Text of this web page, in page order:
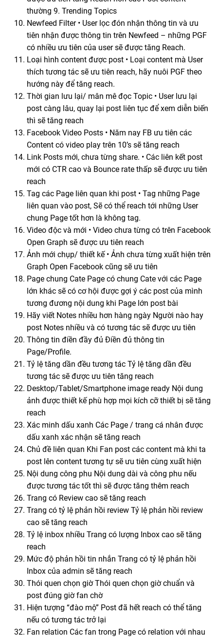
thường 9. Trending Topics
Newfeed Filter • User lọc đón nhận thông tin và ưu
tiên nhận được thông tin trên Newfeed – những PGF
có nhiều ưu tiên của user sẽ được tăng Reach.
Loại hình content được post • Loại content mà User
thích tương tác sẽ ưu tiên reach, hãy nuôi PGF theo
hướng này để tăng reach.
Thời gian lưu lại/ mân mê đọc Topic • User lưu lại
post càng lâu, quay lại post liên tục để xem diễn biến
thì sẽ tăng reach
Facebook Video Posts • Năm nay FB ưu tiên các
Content có video play trên 10’s sẽ tăng reach
Link Posts mới, chưa từng share. • Các liên kết post
mới có CTR cao và Bounce rate thấp sẽ được ưu tiên
reach
Tag các Page liên quan khi post • Tag những Page
liên quan vào post, Sẽ có thể reach tới những User
chung Page tốt hơn là không tag.
Video độc và mới • Video chưa từng có trên Facebook
Open Graph sẽ được ưu tiên reach
Ảnh mới chụp/ thiết kế • Ảnh chưa từng xuất hiện trên
Graph Open Facebook cũng sẽ ưu tiên
Page chung Cate Page có chung Cate với các Page
lớn khác sẽ có cơ hội được gợi ý các post của mình
tương đương nội dung khi Page lớn post bài
Hãy viết Notes nhiều hơn hàng ngày Người nào hay
post Notes nhiều và có tương tác sẽ được ưu tiên
Thông tin điền đầy đủ Điền đủ thông tin
Page/Profile.
Tỷ lệ tăng dần đều tương tác Tỷ lệ tăng dần đều
tương tác sẽ được ưu tiên tăng reach
Desktop/Tablet/Smartphone image ready Nội dung
ảnh được thiết kế phù hợp mọi kích cỡ thiết bị sẽ tăng
reach
Xác minh dấu xanh Các Page / trang cá nhân được
dấu xanh xác nhận sẽ tăng reach
Chủ đề liên quan Khi Fan post các content mà khi ta
post lên content tương tự sẽ ưu tiên cùng xuất hiện
Nội dung công phu Nội dung dài và công phu nếu
được tương tác tốt thì sẽ được tăng thêm reach
Trang có Review cao sẽ tăng reach
Trang có tỷ lệ phản hồi review Tỷ lệ phản hồi review
cao sẽ tăng reach
Tỷ lệ inbox nhiều Trang có lượng Inbox cao sẽ tăng
reach
Mức độ phản hồi tin nhắn Trang có tỷ lệ phản hồi
Inbox của admin sẽ tăng reach
Thói quen chọn giờ Thói quen chọn giờ chuẩn và
post đúng giờ fan chờ
Hiện tượng “đào mộ” Post đã hết reach có thể tăng
nếu có tương tác trở lại
Fan relation Các fan trong Page có relation với nhau